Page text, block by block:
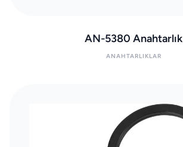
AN-5380 Anahtarlık
ANAHTARLIKLAR